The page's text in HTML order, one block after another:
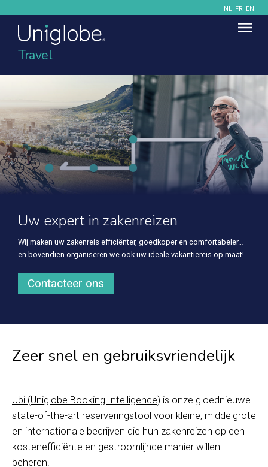
NL FR EN
Travel
Uw expert in zakenreizen
Wij maken uw zakenreis efficiënter, goedkoper en comfortabeler…
en bovendien organiseren we ook uw ideale vakantiereis op maat!
Contacteer ons
Zeer snel en gebruiksvriendelijk
Ubi (Uniglobe Booking Intelligence) is onze gloednieuwe
state-of-the-art reserveringstool voor kleine, middelgrote
en internationale bedrijven die hun zakenreizen op een
kostenefficiënte en gestroomlijnde manier willen
beheren.